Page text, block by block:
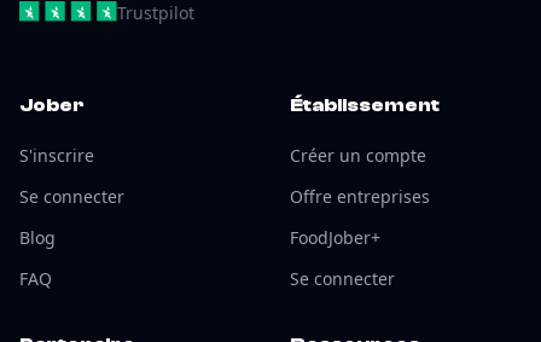
Trustpilot
Jober
S'inscrire
Se connecter
Blog
FAQ
Établissement
Créer un compte
Offre entreprises
FoodJober+
Se connecter